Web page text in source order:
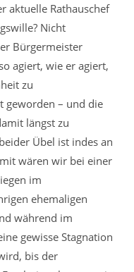
aktuelle Rathauschef
Nicht
Bürgermeister
agiert, wie er agiert,
zu
geworden – und die
längst zu
Übel ist indes an
wären wir bei einer
im
ehemaligen
während im
gewisse Stagnation
bis der